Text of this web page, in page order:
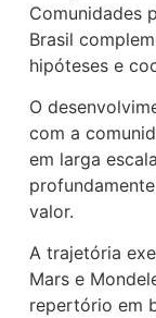
Comunidades
Brasil
hipóteses e
O
com a
em larga
valor.
A trajetória
Mars e
repertório em